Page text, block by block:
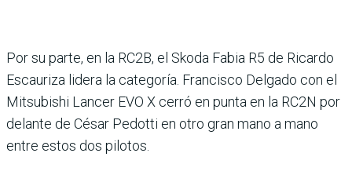
Por su parte, en la RC2B, el Skoda Fabia R5 de Ricardo
Escauriza lidera la catego­ría. Francisco Delgado con el
Mitsubishi Lancer EVO X cerró en punta en la RC2N por
delante de César Pedotti en otro gran mano a mano
entre estos dos pilotos.